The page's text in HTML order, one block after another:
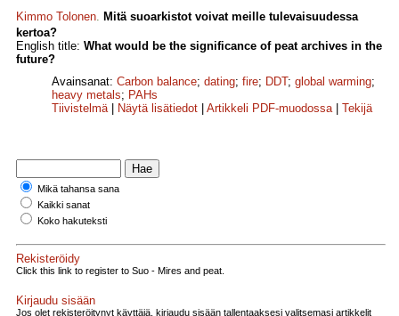
Kimmo Tolonen. Mitä suoarkistot voivat meille tulevaisuudessa
kertoa?
English title: What would be the significance of peat archives in the
future?
Avainsanat: Carbon balance; dating; fire; DDT; global warming;
heavy metals; PAHs
Tiivistelmä| Näytä lisätiedot Artikkeli PDF-muodossa| Tekijä
Mikä tahansa sana
Kaikki sanat
Koko hakuteksti
Rekisteröidy
Click this link to register to Suo - Mires and peat.
Kirjaudu sisään
Jos olet rekisteröitynyt käyttäjä, kirjaudu sisään tallentaaksesi valitsemasi artikkelit